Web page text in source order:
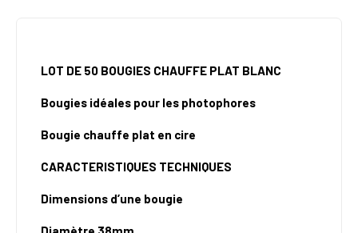
LOT DE 50 BOUGIES CHAUFFE PLAT BLANC
Bougies idéales pour les photophores
Bougie chauffe plat en cire
CARACTERISTIQUES TECHNIQUES
Dimensions d’une bougie